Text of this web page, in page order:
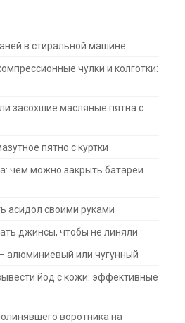
в стиральной машине
чулки и колготки:
засохшие масляные пятна с
пятно с куртки
чем можно закрыть батареи
асидол своими руками
джинсы, чтобы не линяли
алюминиевый или чугунный
йод с кожи: эффективные
воротника на